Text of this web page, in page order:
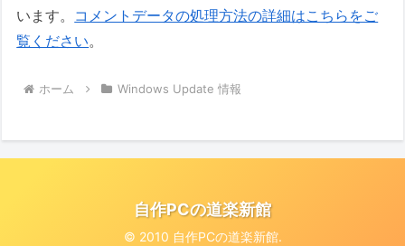
います。 コメントデータの処理方法の詳細はこちらをご
覧ください。
ホーム Windows Update 情報
自作PCの道楽新館
© 2010 自作PCの道楽新館.